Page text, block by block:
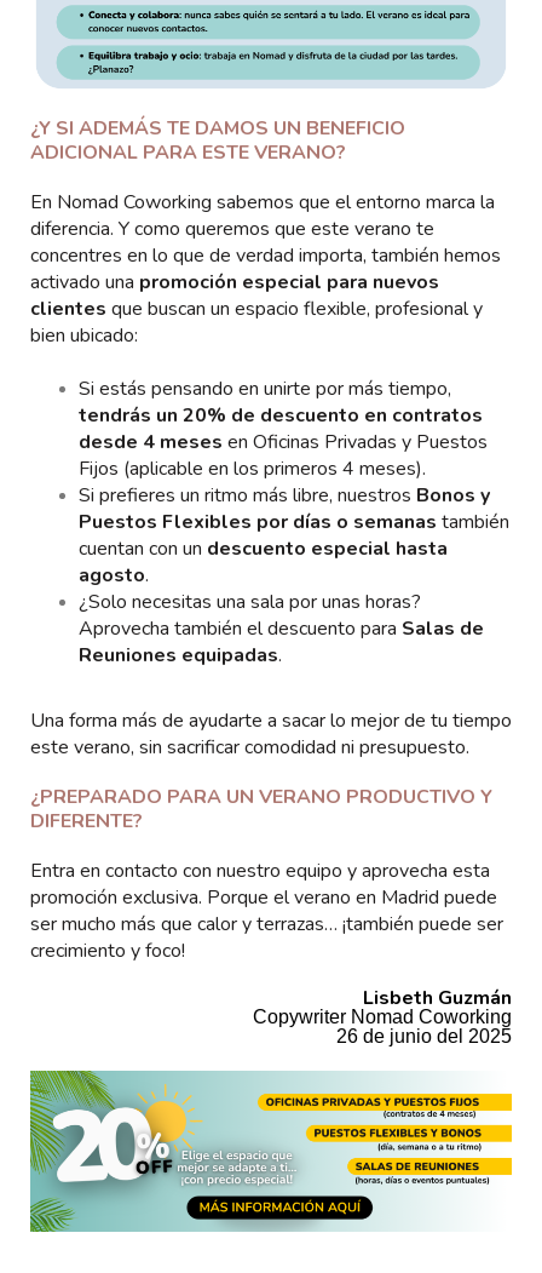
¿Y SI ADEMÁS TE DAMOS UN BENEFICIO
ADICIONAL PARA ESTE VERANO?
En Nomad Coworking sabemos que el entorno marca la
diferencia. Y como queremos que este verano te
concentres en lo que de verdad importa, también hemos
activado una promoción especial para nuevos
clientes que buscan un espacio flexible, profesional y
bien ubicado:
Si estás pensando en unirte por más tiempo,
tendrás un 20% de descuento en contratos
desde 4 meses en Oficinas Privadas y Puestos
Fijos (aplicable en los primeros 4 meses).
Si prefieres un ritmo más libre, nuestros Bonos y
Puestos Flexibles por días o semanas también
cuentan con un descuento especial hasta
agosto.
¿Solo necesitas una sala por unas horas?
Aprovecha también el descuento para Salas de
Reuniones equipadas.
Una forma más de ayudarte a sacar lo mejor de tu tiempo
este verano, sin sacrificar comodidad ni presupuesto.
¿PREPARADO PARA UN VERANO PRODUCTIVO Y
DIFERENTE?
Entra en contacto con nuestro equipo y aprovecha esta
promoción exclusiva. Porque el verano en Madrid puede
ser mucho más que calor y terrazas… ¡también puede ser
crecimiento y foco!
Lisbeth Guzmán
Copywriter Nomad Coworking
26 de junio del 2025